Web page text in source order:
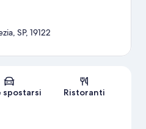
Mappa
SP, 19122
spostarsi Ristoranti